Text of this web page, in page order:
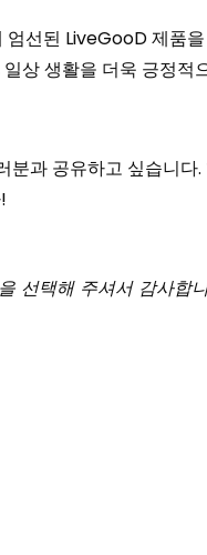
선된 LiveGooD 제품
상 생활을 더욱 긍정
과 공유하고 싶습니
선택해 주셔서 감사합